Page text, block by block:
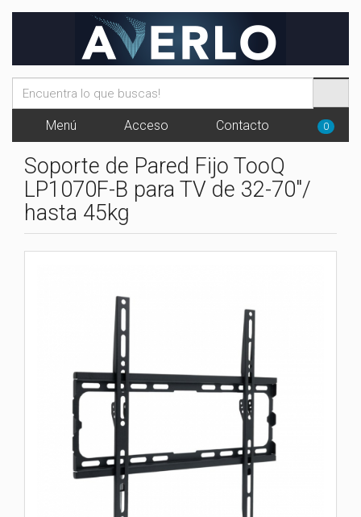
Menú Acceso Contacto 0
Soporte de Pared Fijo TooQ
LP1070F-B para TV de 32-70"/
hasta 45kg